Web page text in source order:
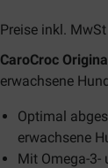
Preise inkl.
CaroCroc
erwachsene
Optimal
erwachsene
Mit Omega-3-